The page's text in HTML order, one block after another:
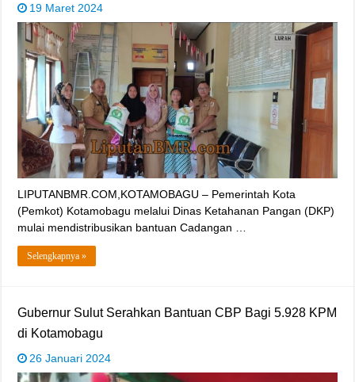
19 Maret 2024
LIPUTANBMR.COM,KOTAMOBAGU – Pemerintah Kota
(Pemkot) Kotamobagu melalui Dinas Ketahanan Pangan (DKP)
mulai mendistribusikan bantuan Cadangan …
Selengkapnya »
Gubernur Sulut Serahkan Bantuan CBP Bagi 5.928 KPM
di Kotamobagu
26 Januari 2024